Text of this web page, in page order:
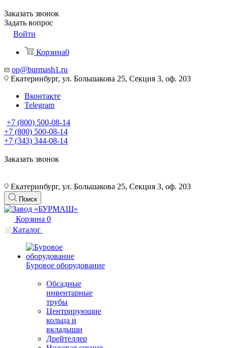
Заказать звонок
Задать вопрос
Войти
Корзина0
op@burmash1.ru
Екатеринбург, ул. Большакова 25, Секция 3, оф. 203
Вконтакте
Telegram
+7 (800) 500-08-14
+7 (800) 500-08-14
+7 (343) 344-08-14
Заказать звонок
Екатеринбург, ул. Большакова 25, Секция 3, оф. 203
Поиск
Корзина 0
Каталог
Буровое оборудование
Обсадные
инвентарные
трубы
Центрирующие
кольца и
вкладыши
Дрейтеллер